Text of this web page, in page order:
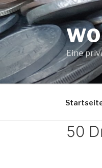
Zum
Inhalt
springen
Eine
50